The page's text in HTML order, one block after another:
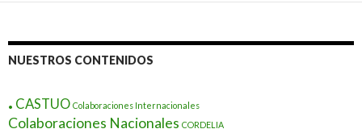
NUESTROS CONTENIDOS
. CASTUO Colaboraciones Internacionales
Colaboraciones Nacionales CORDELIA